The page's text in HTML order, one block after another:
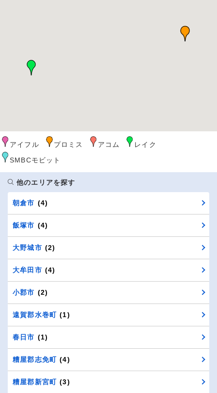
アイフル プロミス アコム
レイク
SMBCモビット
他のエリアを探す
朝倉市 (4)
飯塚市 (4)
大野城市 (2)
大牟田市 (4)
小郡市 (2)
遠賀郡水巻町 (1)
春日市 (1)
糟屋郡志免町 (4)
糟屋郡新宮町 (3)